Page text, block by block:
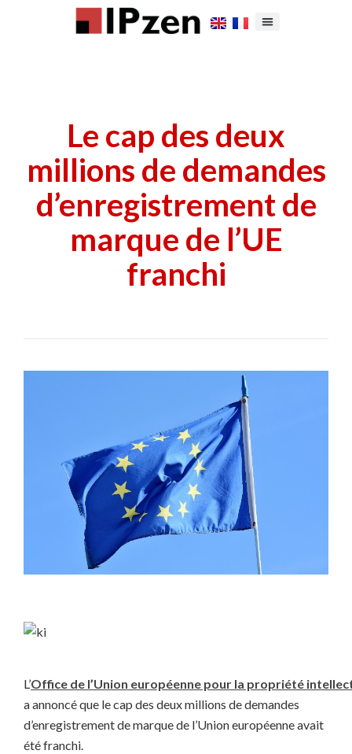
Le cap des deux
millions de demandes
d’enregistrement de
marque de l’UE
franchi
L’Office de l’Union européenne pour la propriété
a annoncé que le cap des deux millions de demandes
d’enregistrement de marque de l’Union européenne avait
été franchi.